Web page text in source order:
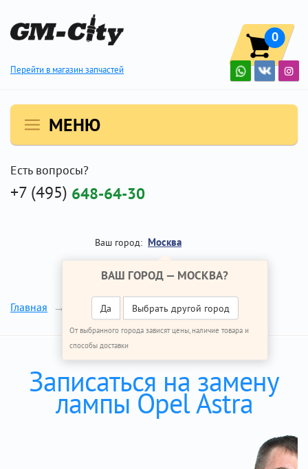
Перейти в магазин запчастей
0
МЕНЮ
Есть вопросы?
+7 (495) 648-64-30
Ваш город: Москва
ВАШ ГОРОД — МОСКВА?
Да Выбрать другой город
От выбранного города зависят цены, наличие товара и
способы доставки
Главная Ремонт Опель Астра Лампа
Записаться на замену
лампы Opel Astra